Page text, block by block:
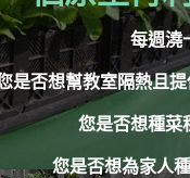
每週澆
是否想幫教室隔熱且
您是否想種菜
您是否想為家人